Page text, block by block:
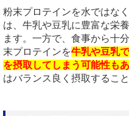
粉末プロテインを水ではな
は、牛乳や豆乳に豊富な栄
ます。一方で、食事から十
末プロテインを牛乳や豆乳
を摂取してしまう可能性も
はバランス良く摂取するこ